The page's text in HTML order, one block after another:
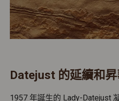
Datejust 的延續和
1957 年誕生的 Lady-Datejust